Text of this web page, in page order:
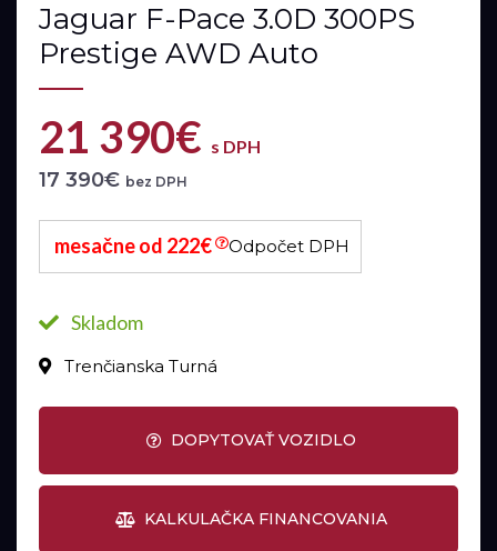
Jaguar F-Pace 3.0D 300PS
Prestige AWD Auto
21 390€ s DPH
17 390€ bez DPH
mesačne od 222€ Odpočet DPH
Skladom
Trenčianska Turná
DOPYTOVAŤ VOZIDLO
KALKULAČKA FINANCOVANIA